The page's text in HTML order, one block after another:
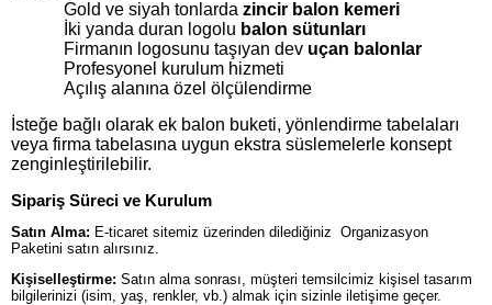
Gold ve siyah tonlarda zincir balon kemeri
İki yanda duran logolu balon sütunları
Firmanın logosunu taşıyan dev uçan balonlar
Profesyonel kurulum hizmeti
Açılış alanına özel ölçülendirme
İsteğe bağlı olarak ek balon buketi, yönlendirme tabelaları
veya firma tabelasına uygun ekstra süslemelerle konsept
zenginleştirilebilir.
Sipariş Süreci ve Kurulum
Satın Alma: E-ticaret sitemiz üzerinden dilediğiniz Organizasyon
Paketini satın alırsınız.
Kişiselleştirme: Satın alma sonrası, müşteri temsilcimiz kişisel tasarım
bilgilerinizi (isim, yaş, renkler, vb.) almak için sizinle iletişime geçer.